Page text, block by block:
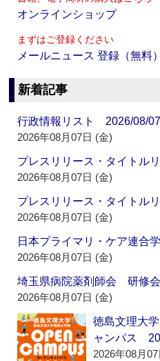
オンラインショップ
まずはご登録ください
メールニュース 登録（無料）
新着記事
行政情報リスト 2026/08/07
2026年08月07日 (金)
プレスリリース・タイトル
2026年08月07日 (金)
プレスリリース・タイトル
2026年08月07日 (金)
日本プライマリ・ケア連
2026年08月07日 (金)
埼玉県病院薬剤師会 研修
2026年08月07日 (金)
徳島文理大
ャンパス
2026年08月